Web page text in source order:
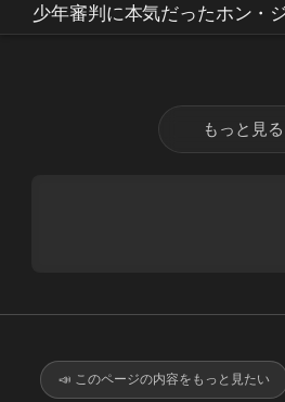
少年審判に本気だったホン・
ン・ヨンギョン先生が演技指
もっと見る
📣 このページの内容をもっと見たい